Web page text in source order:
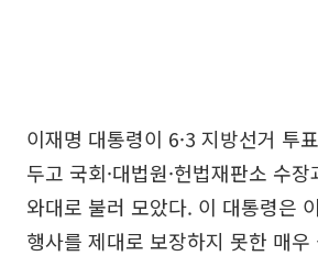
이재명 대통령이 6·3 지방선거 투
두고 국회·대법원·헌법재판소 수
와대로 불러 모았다. 이 대통령은
행사를 제대로 보장하지 못한 매